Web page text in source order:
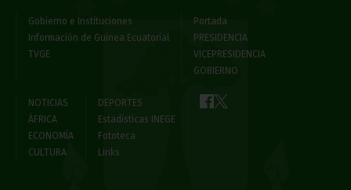
Gobierno e Instituciones
Información de Guinea Ecuatorial
TVGE
Portada
PRESIDENCIA
VICEPRESIDENCIA
GOBIERNO
NOTICIAS
ÁFRICA
ECONOMÍA
CULTURA
DEPORTES
Estadísticas INEGE
Fototeca
Links